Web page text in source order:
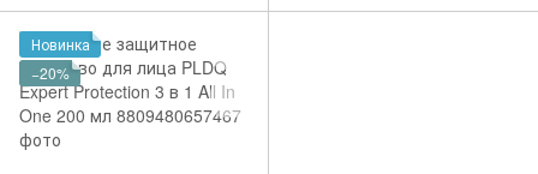
Новинка
−20%